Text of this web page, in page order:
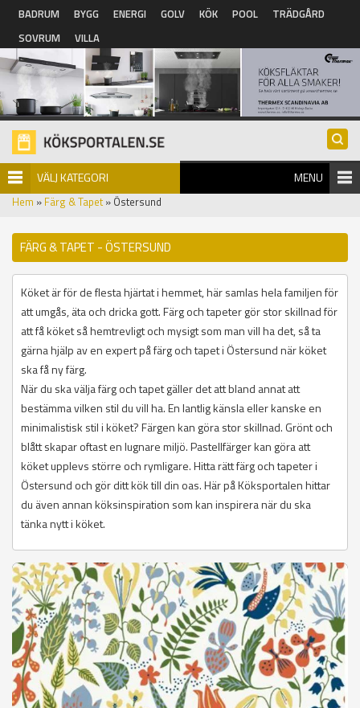
Hoppa till huvudinnehåll
BADRUM BYGG ENERGI GOLV KÖK POOL
TRÄDGÅRD
SOVRUM
VILLA
VÄLJ KATEGORI MENU
Hem » Färg & Tapet» Östersund
FÄRG & TAPET - ÖSTERSUND
Köket är för de flesta hjärtat i hemmet, här samlas hela familjen för
att umgås, äta och dricka gott. Färg och tapeter gör stor skillnad för
att få köket så hemtrevligt och mysigt som man vill ha det, så ta
gärna hjälp av en expert på färg och tapet i Östersund när köket
ska få ny färg.
När du ska välja färg och tapet gäller det att bland annat att
bestämma vilken stil du vill ha. En lantlig känsla eller kanske en
minimalistisk stil i köket? Färgen kan göra stor skillnad. Grönt och
blått skapar oftast en lugnare miljö. Pastellfärger kan göra att
köket upplevs större och rymligare. Hitta rätt färg och tapeter i
Östersund och gör ditt kök till din oas. Här på Köksportalen hittar
du även annan köksinspiration som kan inspirera när du ska
tänka nytt i köket.